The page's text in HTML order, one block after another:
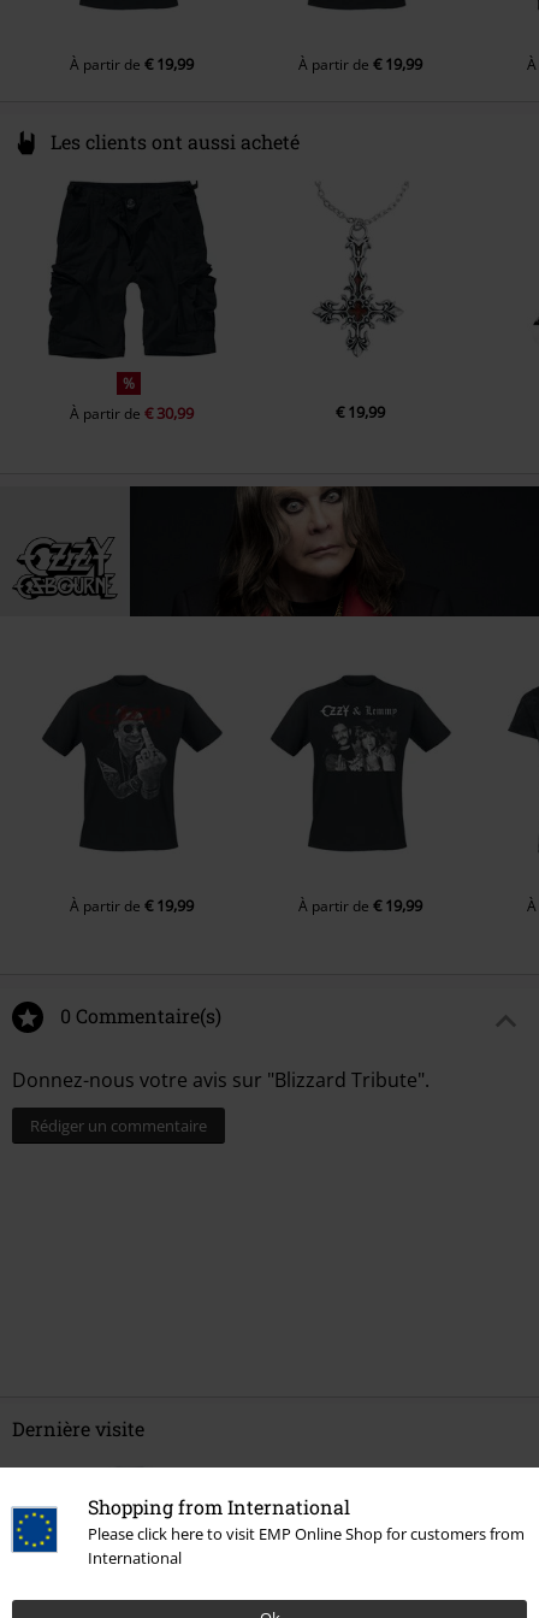
Shopping from International
Please click here to visit EMP Online Shop for customers from
International
À partir de€ 19,99 À partir de € 19,99
Les clients ont aussi acheté
%
À partir de€ 30,99 € 19,99
À partir de€ 19,99 À partir de€ 19,99
0 Commentaire(s)
Donnez-nous votre avis sur "Blizzard Tribute".
Rédiger un commentaire
Dernière visite